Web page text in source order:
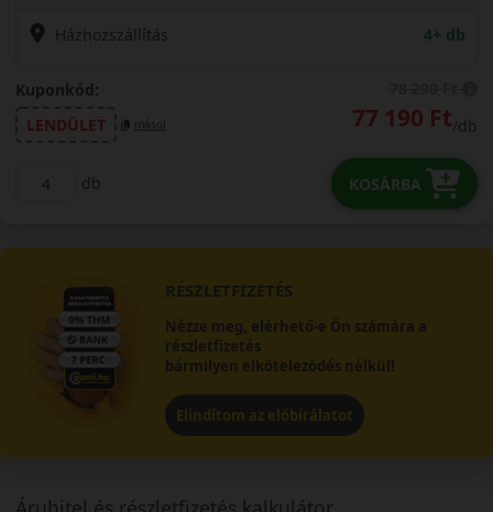
Házhozszállítás 4+ db
Kuponkód:
LENDÜLET
másol 77 190 Ft/db
db KOSÁRBA
RÉSZLETFIZETÉS
Nézze meg, elérhető-e Ön számára a
részletfizetés
bármilyen elköteleződés nélkül!
Elindítom az előbírálatot